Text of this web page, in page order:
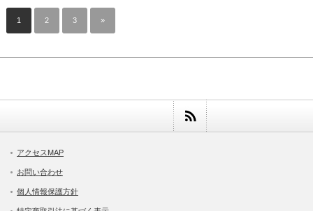
1 2 3 »
アクセスMAP
お問い合わせ
個人情報保護方針